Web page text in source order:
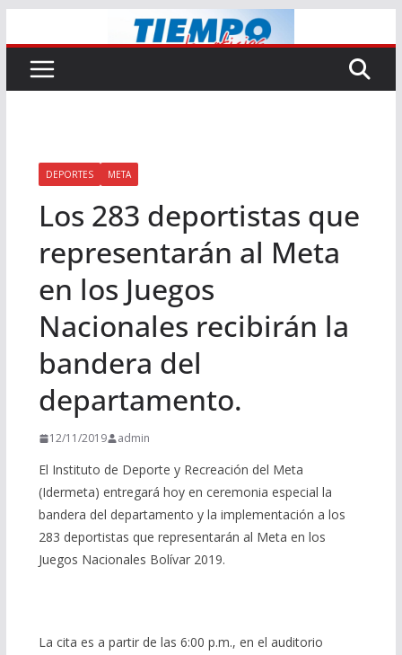
al
contenido
DEPORTES META
Los 283 deportistas que
representarán al Meta
en los Juegos
Nacionales recibirán la
bandera del
departamento.
12/11/2019 admin
El Instituto de Deporte y Recreación del Meta
(Idermeta) entregará hoy en ceremonia especial la
bandera del departamento y la implementación a los
283 deportistas que representarán al Meta en los
Juegos Nacionales Bolívar 2019.
La cita es a partir de las 6:00 p.m., en el auditorio